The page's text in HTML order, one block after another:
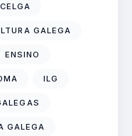
CELGA
GALEGA
ENSINO
ILG
GALEGA